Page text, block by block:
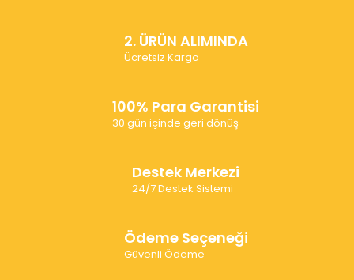
2. ÜRÜN ALIMINDA
Ücretsiz Kargo
100% Para Garantisi
30 gün içinde geri dönüş
Destek Merkezi
24/7 Destek Sistemi
Ödeme Seçeneği
Güvenli Ödeme